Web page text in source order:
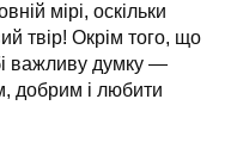
мірі, оскільки
твір! Окрім того, що
важливу думку —
добрим і любити